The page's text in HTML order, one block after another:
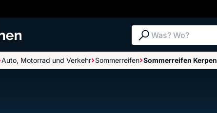
Suche: Was? Wo?
Auto, Motorrad und Verkehr Sommerreifen Sommerreifen Kerpen